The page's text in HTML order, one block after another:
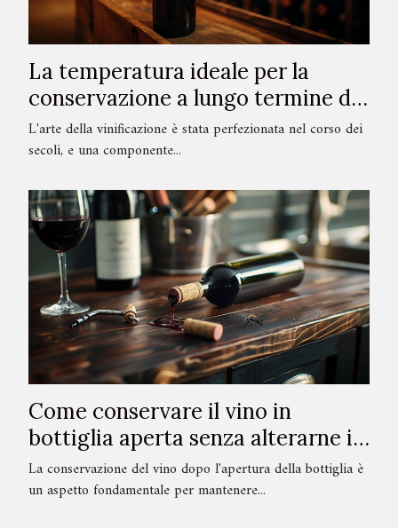
La temperatura ideale per la
conservazione a lungo termine dei
vini rossi
L'arte della vinificazione è stata perfezionata nel corso dei
secoli, e una componente...
Come conservare il vino in
bottiglia aperta senza alterarne il
gusto
La conservazione del vino dopo l'apertura della bottiglia è
un aspetto fondamentale per mantenere...